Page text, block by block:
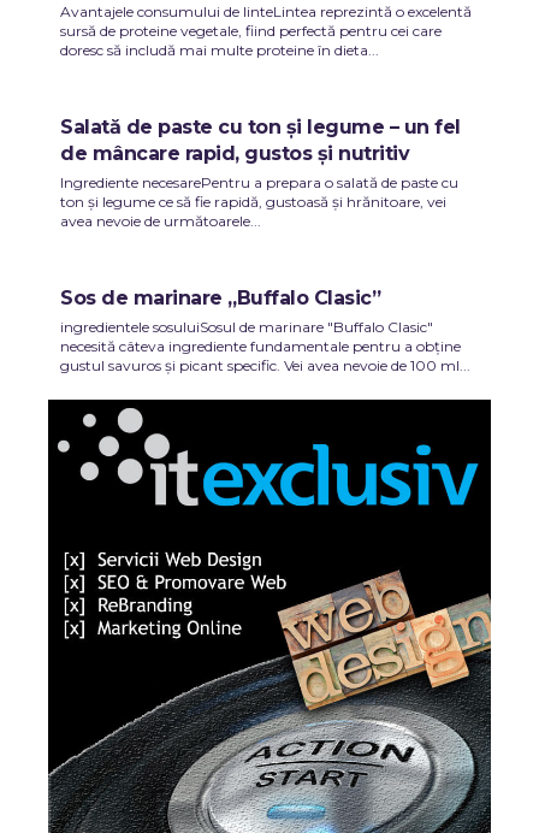
Avantajele consumului de linteLintea reprezintă o excelentă
sursă de proteine vegetale, fiind perfectă pentru cei care
doresc să includă mai multe proteine în dieta...
Salată de paste cu ton și legume – un fel
de mâncare rapid, gustos și nutritiv
Ingrediente necesarePentru a prepara o salată de paste cu
ton și legume ce să fie rapidă, gustoasă și hrănitoare, vei
avea nevoie de următoarele...
Sos de marinare „Buffalo Clasic”
ingredientele sosuluiSosul de marinare "Buffalo Clasic"
necesită câteva ingrediente fundamentale pentru a obține
gustul savuros și picant specific. Vei avea nevoie de 100 ml...